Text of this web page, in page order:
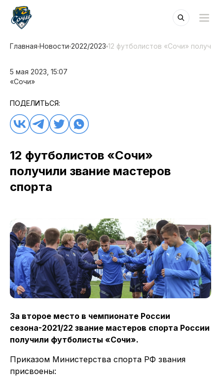
Главная Новости 2022/2023 12 футболистов «Сочи»
5 мая 2023, 15:07
«Сочи»
ПОДЕЛИТЬСЯ:
12 футболистов «Сочи»
получили звание мастеров
спорта
За второе место в чемпионате России
сезона-2021/22 звание мастеров спорта России
получили футболисты «Сочи».
Приказом Министерства спорта РФ звания
присвоены: